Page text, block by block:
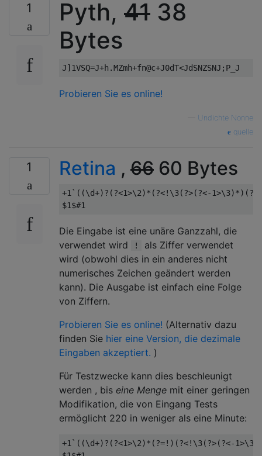
1 Pyth, 41 38
Bytes
Probieren Sie es online!
Undichte Nonne
quelle
1 Retina , 66 60 Bytes
+1`((\d+)?(?<1>\2)*(?<!\3(?>(?<-
Die Eingabe ist eine unäre Ganzzahl, die
verwendet wird
!
als Ziffer verwendet
wird (obwohl dies in ein anderes nicht
numerisches Zeichen geändert werden
kann). Die Ausgabe ist einfach eine Folge
von Ziffern.
Probieren Sie es online! (Alternativ dazu
finden Sie hier eine Version, die dezimale
Eingaben akzeptiert. )
Für Testzwecke kann dies beschleunigt
werden , bis eine Menge mit einer geringen
Modifikation, die von Eingang Tests
ermöglicht 220 in weniger als eine Minute:
+1`((\d+)?(?<1>\2)*(?=!)(?<!\3(?>(?<-